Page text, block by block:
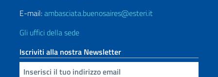
E-mail:ambasciata.buenosaires@esteri.it
Gli uffici della sede
Iscriviti alla nostra Newsletter
Inserisci la tua email